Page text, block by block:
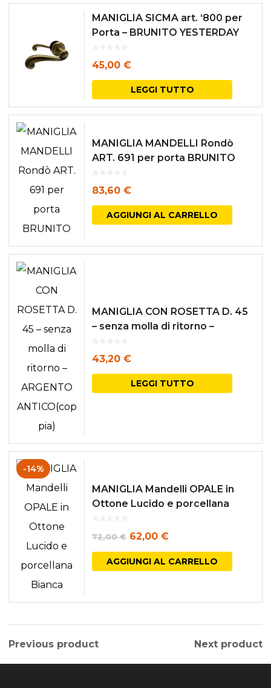
MANIGLIA SICMA art. ‘800 per
Porta – BRUNITO YESTERDAY
45,00 €
LEGGI TUTTO
MANIGLIA MANDELLI Rondò
ART. 691 per porta BRUNITO
83,60 €
AGGIUNGI AL CARRELLO
MANIGLIA CON ROSETTA D. 45
– senza molla di ritorno –
43,20 €
LEGGI TUTTO
-14%
MANIGLIA Mandelli OPALE in
Ottone Lucido e porcellana
72,00€ Il
prezzo
originale
62,00 €Il
prezzo
attuale
AGGIUNGI AL CARRELLO
Previous product Next product